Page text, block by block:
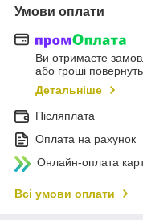
Умови оплати
Ви отримаєте
або гроші
Детальніше
Післяплата
Оплата на рахунок
Онлайн-оплата
Всі умови оплати